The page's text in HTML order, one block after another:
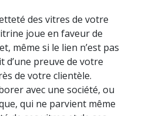
des vitres de votre
joue en faveur de
même si le lien n’est pas
d’une preuve de votre
de votre clientèle.
avec une société, ou
qui ne parvient même